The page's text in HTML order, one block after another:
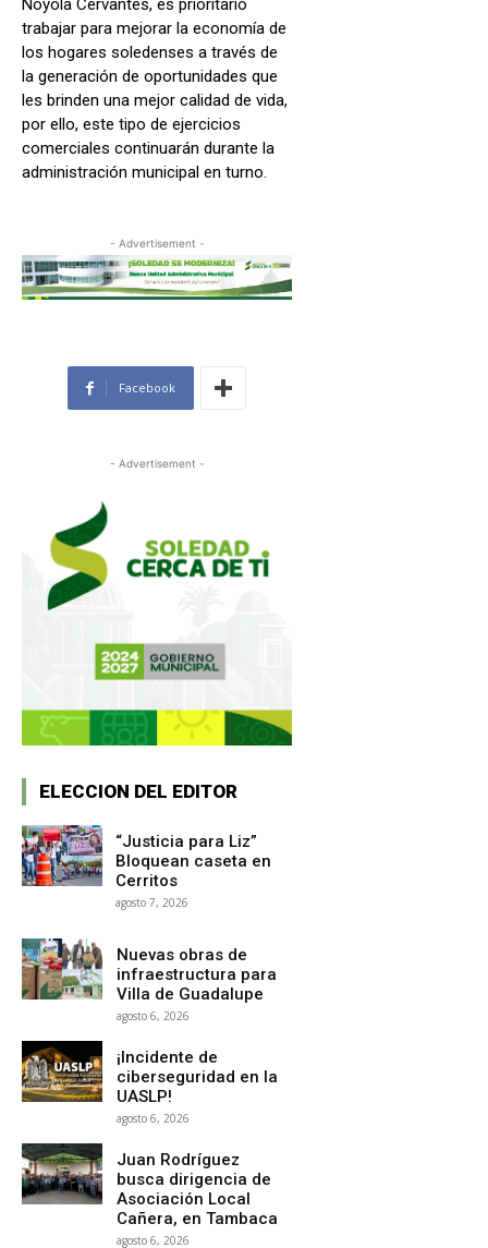
Noyola Cervantes, es prioritario
trabajar para mejorar la economía de
los hogares soledenses a través de
la generación de oportunidades que
les brinden una mejor calidad de vida,
por ello, este tipo de ejercicios
comerciales continuarán durante la
administración municipal en turno.
- Advertisement -
Facebook
- Advertisement -
ELECCION DEL EDITOR
“Justicia para Liz”
Bloquean caseta en
Cerritos
agosto 7, 2026
Nuevas obras de
infraestructura para
Villa de Guadalupe
agosto 6, 2026
¡Incidente de
ciberseguridad en la
UASLP!
agosto 6, 2026
Juan Rodríguez
busca dirigencia de
Asociación Local
Cañera, en Tambaca
agosto 6, 2026